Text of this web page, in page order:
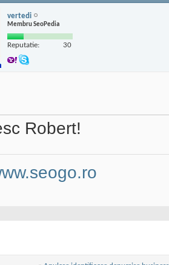
vertedi
Membru SeoPedia
Reputatie: 30
Robert!